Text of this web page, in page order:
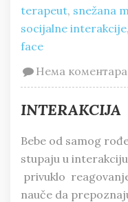
terapeut, snežana
socijalne interakcije,
face
Нема коментара
INTERAKCIJA
Bebe od samog
stupaju u
privuklo
nauče da